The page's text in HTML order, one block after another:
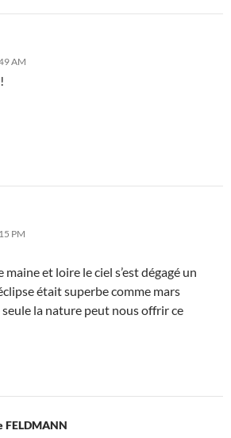
AM
PM
et loire le ciel s’est dégagé un
était superbe comme mars
seule la nature peut nous offrir ce
FELDMANN